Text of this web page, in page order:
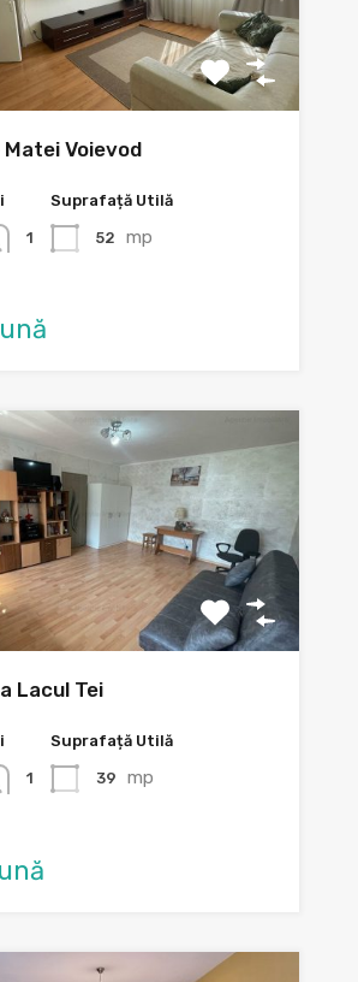
Voievod
1
Suprafață Utilă
52 mp
Lacul Tei
1
Suprafață Utilă
39 mp